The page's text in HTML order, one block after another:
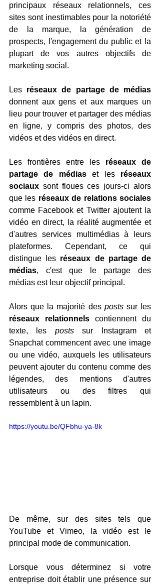
principaux réseaux relationnels, ces
sites sont inestimables pour la notoriété
de la marque, la génération de
prospects, l'engagement du public et la
plupart de vos autres objectifs de
marketing social.
Les réseaux de partage de médias
donnent aux gens et aux marques un
lieu pour trouver et partager des médias
en ligne, y compris des photos, des
vidéos et des vidéos en direct.
Les frontières entre les réseaux de
partage de médias et les réseaux
sociaux sont floues ces jours-ci alors
que les réseaux de relations sociales
comme Facebook et Twitter ajoutent la
vidéo en direct, la réalité augmentée et
d'autres services multimédias à leurs
plateformes. Cependant, ce qui
distingue les réseaux de partage de
médias, c'est que le partage des
médias est leur objectif principal.
Alors que la majorité des posts
réseaux relationnels contiennent du
texte, les posts sur Instagram et
Snapchat commencent avec une image
ou une vidéo, auxquels les utilisateurs
peuvent ajouter du contenu comme des
légendes, des mentions d'autres
utilisateurs ou des filtres qui
ressemblent à un lapin.
https://youtu.be/QFbhu-ya-8k
De même, sur des sites tels que
YouTube et Vimeo, la vidéo est le
principal mode de communication.
Lorsque vous déterminez si votre
entreprise doit établir une présence sur